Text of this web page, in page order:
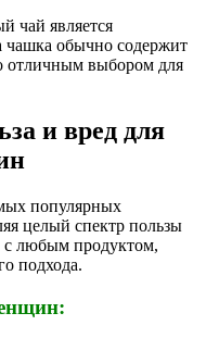
чай является
обычно содержит
отличным выбором для
и вред для
популярных
целый спектр пользы
с любым продуктом,
подхода.